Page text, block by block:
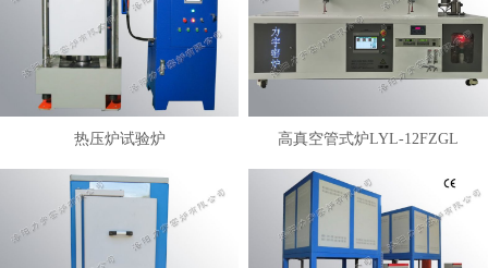
热压炉试验炉 高真空管式炉LYL-12FZGL